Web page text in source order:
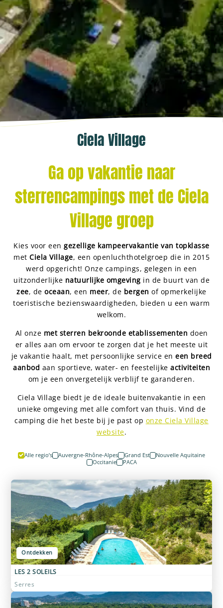
Ciela Village
Ga op vakantie naar
sterrencampings met de Ciela
Village groep
Kies voor eengezellige kampeervakantie van topklasse
met Ciela Village, een openluchthotelgroep die in 2015
werd opgericht! Onze campings, gelegen in een
uitzonderlijke natuurlijke omgeving in de buurt van de
zee, deoceaan, een meer, de bergenof opmerkelijke
toeristische bezienswaardigheden, bieden u een warm
welkom.
Al onze met sterren bekroonde etablissementen doen
er alles aan om ervoor te zorgen dat je het meeste uit
je vakantie haalt, met persoonlijke service en een breed
aanbod aan sportieve, water- en feestelijke activiteiten
om je een onvergetelijk verblijf te garanderen.
Ciela Village biedt je de ideale buitenvakantie in een
unieke omgeving met alle comfort van thuis. Vind de
camping die het beste bij je past op onze Ciela Village
website.
Alle regio’s Auvergne-Rhône-Alpes Grand Est
Nouvelle Aquitaine
Occitanie
PACA
Ontdekken
LES 2 SOLEILS
Serres